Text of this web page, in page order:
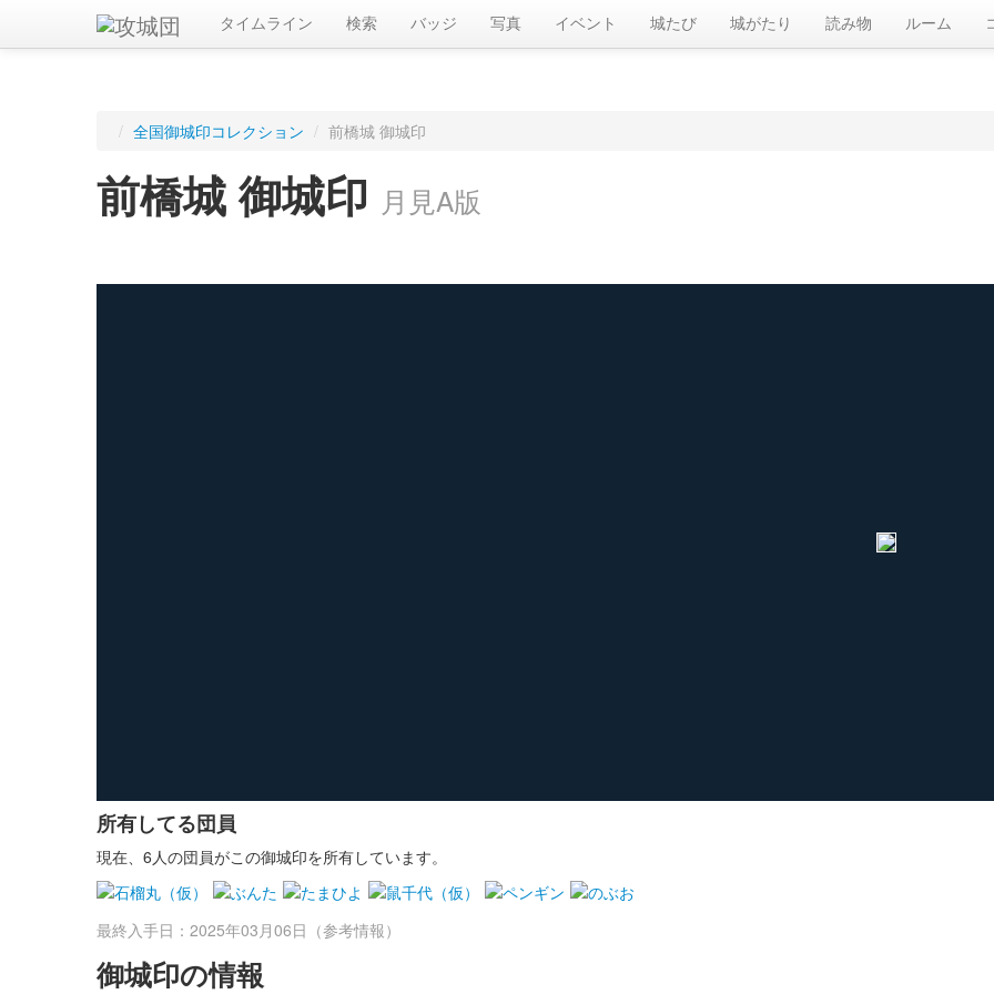
タイムライン 検索 バッジ 写真 イベント 城たび 城がたり 読み物 ルーム
/ 全国御城印コレクション / 前橋城 御城印
前橋城 御城印 月見A版
所有してる団員
現在、6人の団員がこの御城印を所有しています。
最終入手日：2025年03月06日（参考情報）
御城印の情報